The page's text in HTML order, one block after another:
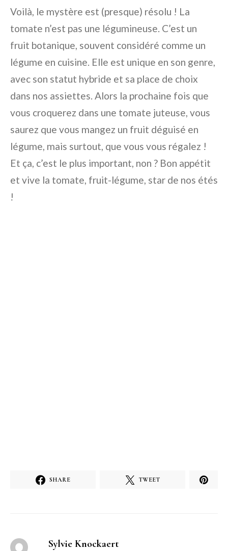
Voilà, le mystère est (presque) résolu ! La
tomate n’est pas une légumineuse. C’est un
fruit botanique, souvent considéré comme un
légume en cuisine. Elle est unique en son genre,
avec son statut hybride et sa place de choix
dans nos assiettes. Alors la prochaine fois que
vous croquerez dans une tomate juteuse, vous
saurez que vous mangez un fruit déguisé en
légume, mais surtout, que vous vous régalez !
Et ça, c’est le plus important, non ? Bon appétit
et vive la tomate, fruit-légume, star de nos étés
!
SHARE TWEET
Sylvie Knockaert